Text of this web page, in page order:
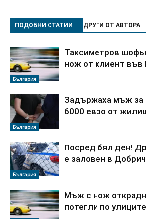
ПОДОБНИ СТАТИИ ДРУГИ ОТ АВТОРА
България
Таксиметров
нож от клиент във
България
Задържаха мъж за
6000 евро от
България
Посред бял ден!
е заловен в Добрич
Мъж с нож
потегли по